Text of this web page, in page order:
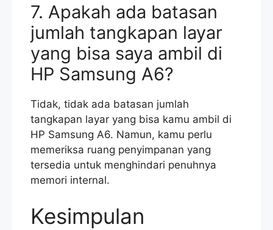
7. Apakah ada batasan
jumlah tangkapan layar
yang bisa saya ambil di
HP Samsung A6?
Tidak, tidak ada batasan jumlah
tangkapan layar yang bisa kamu ambil di
HP Samsung A6. Namun, kamu perlu
memeriksa ruang penyimpanan yang
tersedia untuk menghindari penuhnya
memori internal.
Kesimpulan